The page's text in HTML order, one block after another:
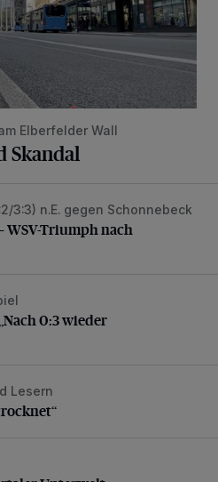
Elberfelder Wall
Skandal
WSV-Triumph nach
3:3) n.E. gegen Schonnebeck
WSV-Triumph nach
0:3 wieder aufgestanden“
0:3 wieder
Lesern
Unterwelt